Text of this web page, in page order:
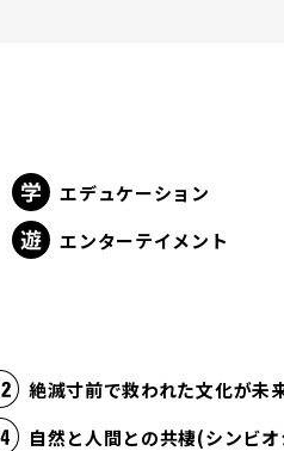
エデュケーション
エンターテイメント
絶滅寸前で救われた文化が未
自然と人間との共棲(シンビ